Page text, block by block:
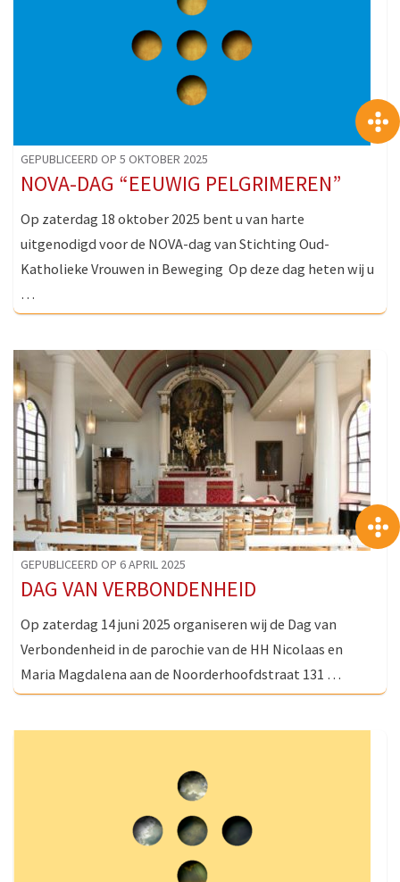
GEPUBLICEERD OP 5 OKTOBER 2025
NOVA-DAG “EEUWIG PELGRIMEREN”
Op zaterdag 18 oktober 2025 bent u van harte
uitgenodigd voor de NOVA-dag van Stichting Oud-
Katholieke Vrouwen in Beweging Op deze dag heten wij u
…
GEPUBLICEERD OP 6 APRIL 2025
DAG VAN VERBONDENHEID
Op zaterdag 14 juni 2025 organiseren wij de Dag van
Verbondenheid in de parochie van de HH Nicolaas en
Maria Magdalena aan de Noorderhoofdstraat 131 …